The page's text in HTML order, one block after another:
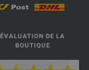
ÉVALUATION DE LA
BOUTIQUE